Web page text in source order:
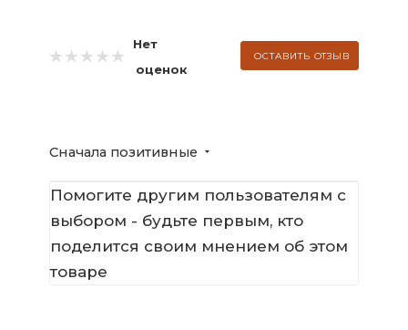
Нет
оценок
ОСТАВИТЬ ОТЗЫВ
Сначала позитивные
Помогите другим пользователям с
выбором - будьте первым, кто
поделится своим мнением об этом
товаре